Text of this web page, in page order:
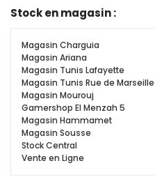
Stock en magasin :
Magasin Charguia
Magasin Ariana
Magasin Tunis Lafayette
Magasin Tunis Rue de Marseille
Magasin Mourouj
Gamershop El Menzah 5
Magasin Hammamet
Magasin Sousse
Stock Central
Vente en Ligne